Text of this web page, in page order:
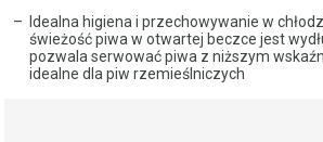
Idealna higiena i przechowywanie w
świeżość piwa w otwartej beczce jest
pozwala serwować piwa z niższym
idealne dla piw rzemieślniczych